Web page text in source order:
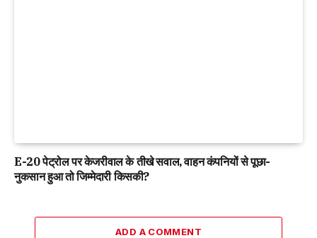
E-20 पेट्रोल पर केजरीवाल के तीखे सवाल, वाहन कंपनियों से पूछा-
नुकसान हुआ तो जिम्मेदारी किसकी?
ADD A COMMENT